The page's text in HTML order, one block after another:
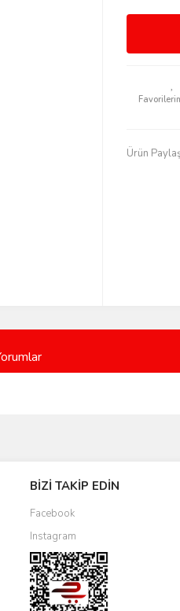
Ürün
BİZİ TAKİP EDİN
Facebook
Instagram